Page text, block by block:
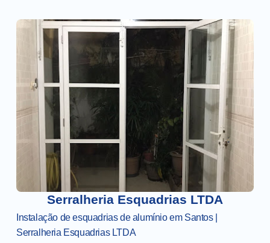
Serralheria Esquadrias LTDA
Instalação de esquadrias de alumínio em Santos |
Serralheria Esquadrias LTDA